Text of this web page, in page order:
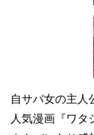
自サバ女の主人
人気漫画『ワタ